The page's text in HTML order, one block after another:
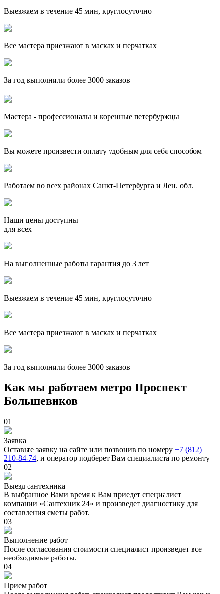
Выезжаем в течение 45 мин, круглосуточно
Все мастера приезжают в масках и перчатках
За год выполнили более 3000 заказов
Мастера - профессионалы и коренные петербуржцы
Вы можете произвести оплату удобным для себя способом
Работаем во всех районах Санкт-Петербурга и Лен. обл.
Наши цены доступны
для всех
На выполненные работы гарантия до 3 лет
Выезжаем в течение 45 мин, круглосуточно
Все мастера приезжают в масках и перчатках
За год выполнили более 3000 заказов
Как мы работаем метро Проспект
Большевиков
01
Заявка
Оставьте заявку на сайте или позвонив по номеру +7 (812)
210-84-74, и оператор подберет Вам специалиста по ремонту
02
Выезд сантехника
В выбранное Вами время к Вам приедет специалист
компании «Сантехник 24» и произведет диагностику для
составления сметы работ.
03
Выполнение работ
После согласования стоимости специалист произведет все
необходимые работы.
04
Прием работ